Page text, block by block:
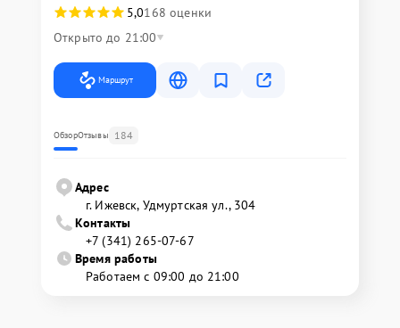
5,0168 оценки
Открыто до 21:00
Маршрут
ОбзорОтзывы 184
Адрес
г. Ижевск, Удмуртская ул., 304
Контакты
+7 (341) 265-07-67
Время работы
Работаем с 09:00 до 21:00